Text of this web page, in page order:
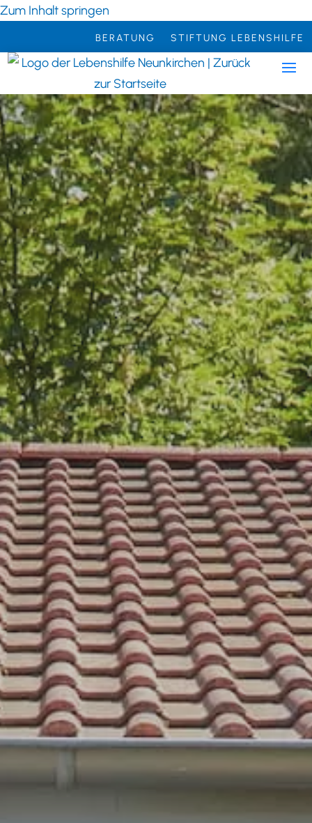
Zum Inhalt springen
BERATUNG STIFTUNG LEBENSHILFE